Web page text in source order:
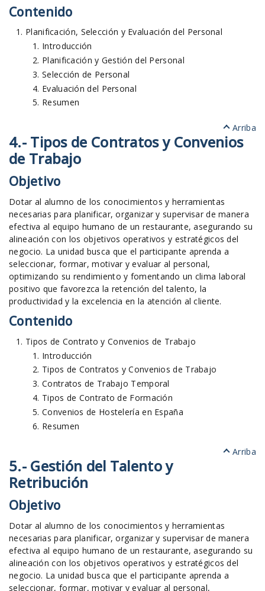
Contenido
Planificación, Selección y Evaluación del Personal
Introducción
Planificación y Gestión del Personal
Selección de Personal
Evaluación del Personal
Resumen
Arriba
4.- Tipos de Contratos y Convenios
de Trabajo
Objetivo
Dotar al alumno de los conocimientos y herramientas
necesarias para planificar, organizar y supervisar de manera
efectiva al equipo humano de un restaurante, asegurando su
alineación con los objetivos operativos y estratégicos del
negocio. La unidad busca que el participante aprenda a
seleccionar, formar, motivar y evaluar al personal,
optimizando su rendimiento y fomentando un clima laboral
positivo que favorezca la retención del talento, la
productividad y la excelencia en la atención al cliente.
Contenido
Tipos de Contrato y Convenios de Trabajo
Introducción
Tipos de Contratos y Convenios de Trabajo
Contratos de Trabajo Temporal
Tipos de Contrato de Formación
Convenios de Hostelería en España
Resumen
Arriba
5.- Gestión del Talento y
Retribución
Objetivo
Dotar al alumno de los conocimientos y herramientas
necesarias para planificar, organizar y supervisar de manera
efectiva al equipo humano de un restaurante, asegurando su
alineación con los objetivos operativos y estratégicos del
negocio. La unidad busca que el participante aprenda a
seleccionar, formar, motivar y evaluar al personal,